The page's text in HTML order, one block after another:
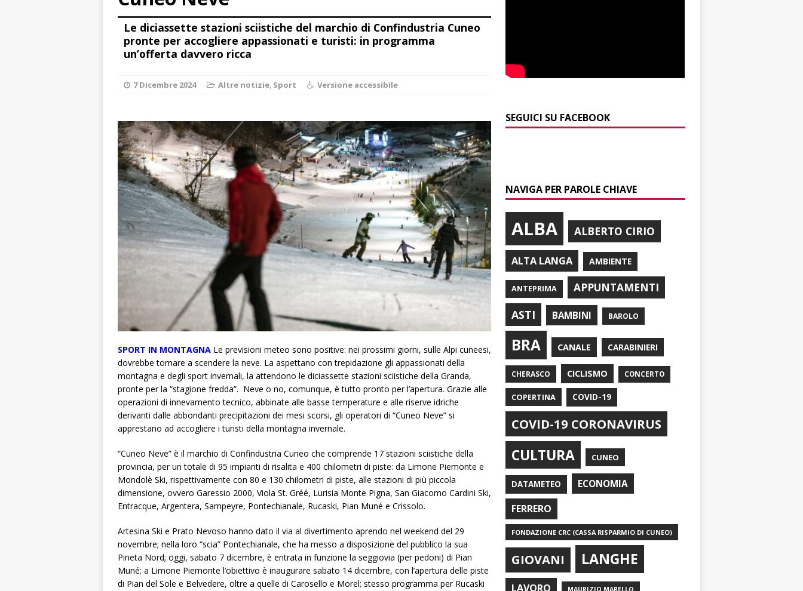
[ 8 Agosto 2026 ] ITINERARI / Trenta chilometri su due ruote lungo il Belbo
LANGHE
paese attivo
LANGHE
[ 9 Agosto 2026 ] Succede a Trofarello, vede un ladro attraverso la telecamera e
lo fa arrestare
CRONACA
Le diciassette stazioni sciistiche del marchio di Confindustria Cuneo
pronte per accogliere appassionati e turisti: in programma
un’offerta davvero ricca
7 Dicembre 2024 Altre notizie, Sport Versione accessibile
SPORT IN MONTAGNA Le previsioni meteo sono positive: nei prossimi giorni, sulle Alpi cuneesi,
dovrebbe tornare a scendere la neve. La aspettano con trepidazione gli appassionati della
montagna e degli sport invernali, la attendono le diciassette stazioni sciistiche della Granda,
pronte per la “stagione fredda”. Neve o no, comunque, è tutto pronto per l’apertura. Grazie alle
operazioni di innevamento tecnico, abbinate alle basse temperature e alle riserve idriche
derivanti dalle abbondanti precipitazioni dei mesi scorsi, gli operatori di “Cuneo Neve” si
apprestano ad accogliere i turisti della montagna invernale.
“Cuneo Neve” è il marchio di Confindustria Cuneo che comprende 17 stazioni sciistiche della
provincia, per un totale di 95 impianti di risalita e 400 chilometri di piste: da Limone Piemonte e
Mondolè Ski, rispettivamente con 80 e 130 chilometri di piste, alle stazioni di più piccola
dimensione, ovvero Garessio 2000, Viola St. Gréé, Lurisia Monte Pigna, San Giacomo Cardini Ski,
Entracque, Argentera, Sampeyre, Pontechianale, Rucaski, Pian Muné e Crissolo.
Artesina Ski e Prato Nevoso hanno dato il via al divertimento aprendo nel weekend del 29
novembre; nella loro “scia” Pontechianale, che ha messo a disposizione del pubblico la sua
Pineta Nord; oggi, sabato 7 dicembre, è entrata in funzione la seggiovia (per pedoni) di Pian
Muné; a Limone Piemonte l’obiettivo è inaugurare sabato 14 dicembre, con l’apertura delle piste
di Pian del Sole e Belvedere, oltre a quelle di Carosello e Morel; stesso programma per Rucaski
SEGUICI SU FACEBOOK
NAVIGA PER PAROLE CHIAVE
ALBA ALBERTO CIRIO
ALTA LANGA AMBIENTE
ANTEPRIMA
APPUNTAMENTI
ASTI
BAMBINI BAROLO
BRA CANALE CARABINIERI
CHERASCO CICLISMO CONCERTO
COPERTINA COVID-19
COVID-19 CORONAVIRUS
CULTURA CUNEO
DATAMETEO ECONOMIA
FERRERO
FONDAZIONE CRC (CASSA RISPARMIO DI CUNEO)
GIOVANI LANGHE
LAVORO MAURIZIO MARELLO